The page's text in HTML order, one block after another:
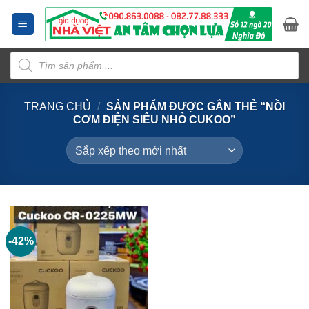
dung
Tìm
kiếm
sản
phẩm
TRANG CHỦ / SẢN PHẨM ĐƯỢC GẮN THẺ “NỒI
CƠM ĐIỆN SIÊU NHỎ CUKOO”
-42%